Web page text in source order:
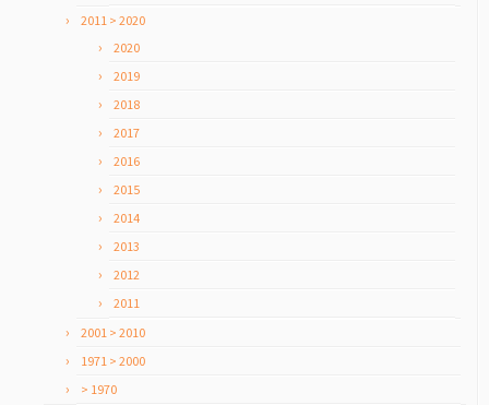
2011 > 2020
2020
2019
2018
2017
2016
2015
2014
2013
2012
2011
2001 > 2010
1971 > 2000
> 1970